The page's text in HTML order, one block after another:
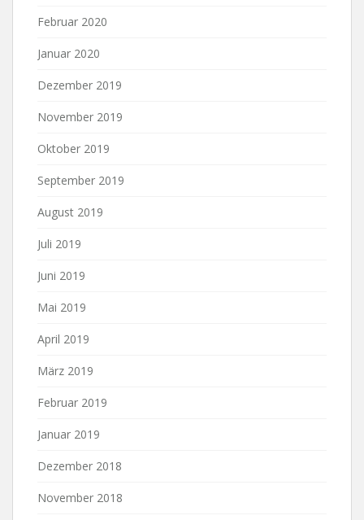
Februar 2020
Januar 2020
Dezember 2019
November 2019
Oktober 2019
September 2019
August 2019
Juli 2019
Juni 2019
Mai 2019
April 2019
März 2019
Februar 2019
Januar 2019
Dezember 2018
November 2018